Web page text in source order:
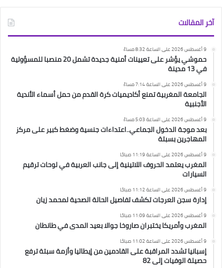
آخر المقالات
9 أغسطس 2026 على الساعة 8:32 مساءً
حموشي يؤشر على تعيينات أمنية جديدة تشمل 20 منصبا للمسؤولية
في 13 مدينة
9 أغسطس 2026 على الساعة 7:14 مساءً
الجامعة المغربية تمنع أكاديميات كرة القدم من حمل أسماء الأندية
الأجنبية
9 أغسطس 2026 على الساعة 5:03 مساءً
بعد موجة الدخول الجماعي..اعتداءات جنسية وضغط كبير على مركز
المهاجرين بسبتة
9 أغسطس 2026 على الساعة 11:19 صباحًا
المغرب يعتمد الحروف اللاتينية إلى جانب العربية في لوحات ترقيم
السيارات
9 أغسطس 2026 على الساعة 11:12 صباحًا
إدارة سجن العرجات تكشف تفاصيل الحالة الصحية لمحمد زيان
9 أغسطس 2026 على الساعة 11:09 صباحًا
المغرب وأمريكا يختبران صاروخا جوالا بعيد المدى في طانطان
9 أغسطس 2026 على الساعة 11:02 صباحًا
إسبانيا تشدد المراقبة على القادمين من إيطاليا وأزمة سبتة ترفع
حصيلة الوفيات إلى 82